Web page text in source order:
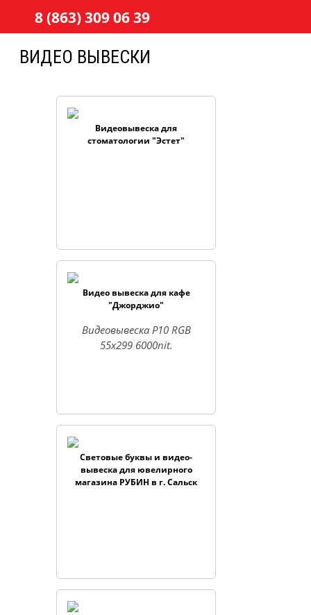
8 (863) 309 06 39
ВИДЕО ВЫВЕСКИ
Видеовывеска для
стоматологии "Эстет"
Видео вывеска для кафе
"Джорджио"
Видеовывеска P10 RGB
55x299 6000nit.
Световые буквы и видео-
вывеска для ювелирного
магазина РУБИН в г. Сальск